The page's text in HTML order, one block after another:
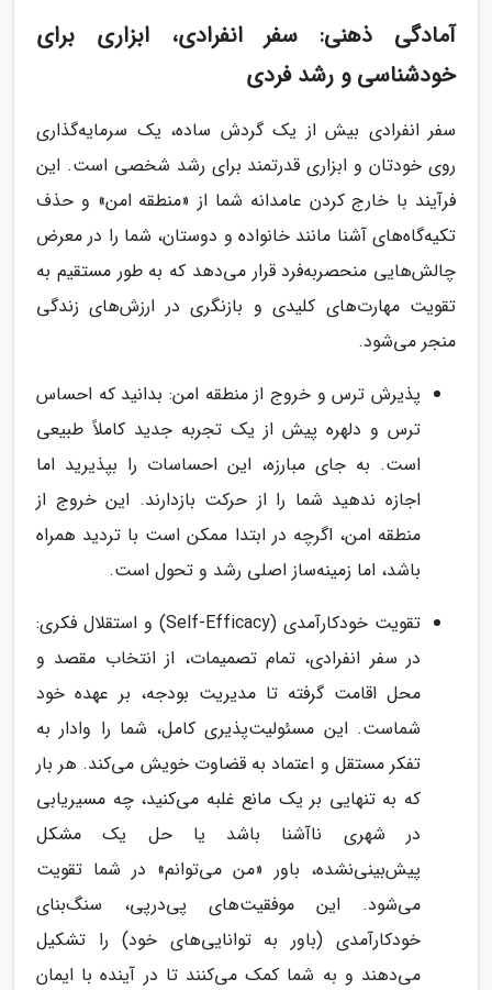
آمادگی ذهنی: سفر انفرادی، ابزاری برای
خودشناسی و رشد فردی
سفر انفرادی بیش از یک گردش ساده، یک سرمایه‌گذاری
روی خودتان و ابزاری قدرتمند برای رشد شخصی است. این
فرآیند با خارج کردن عامدانه شما از «منطقه امن» و حذف
تکیه‌گاه‌های آشنا مانند خانواده و دوستان، شما را در معرض
چالش‌هایی منحصربه‌فرد قرار می‌دهد که به طور مستقیم به
تقویت مهارت‌های کلیدی و بازنگری در ارزش‌های زندگی
منجر می‌شود.
پذیرش ترس و خروج از منطقه امن: بدانید که احساس
ترس و دلهره پیش از یک تجربه جدید کاملاً طبیعی
است. به جای مبارزه، این احساسات را بپذیرید اما
اجازه ندهید شما را از حرکت بازدارند. این خروج از
منطقه امن، اگرچه در ابتدا ممکن است با تردید همراه
باشد، اما زمینه‌ساز اصلی رشد و تحول است.
تقویت خودکارآمدی (Self-Efficacy) و استقلال فکری:
در سفر انفرادی، تمام تصمیمات، از انتخاب مقصد و
محل اقامت گرفته تا مدیریت بودجه، بر عهده خود
شماست. این مسئولیت‌پذیری کامل، شما را وادار به
تفکر مستقل و اعتماد به قضاوت خویش می‌کند. هر بار
که به تنهایی بر یک مانع غلبه می‌کنید، چه مسیریابی
در شهری ناآشنا باشد یا حل یک مشکل
پیش‌بینی‌نشده، باور «من می‌توانم» در شما تقویت
می‌شود. این موفقیت‌های پی‌درپی، سنگ‌بنای
خودکارآمدی (باور به توانایی‌های خود) را تشکیل
می‌دهند و به شما کمک می‌کنند تا در آینده با ایمان